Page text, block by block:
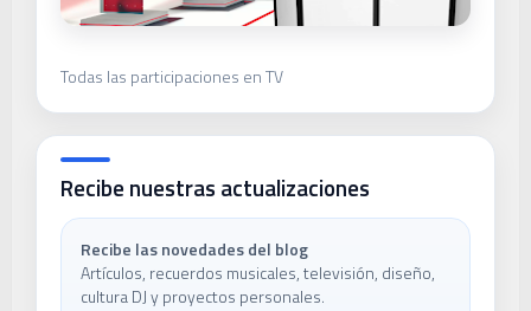
Todas las participaciones en TV
Recibe nuestras actualizaciones
Recibe las novedades del blog
Artículos, recuerdos musicales, televisión, diseño,
cultura DJ y proyectos personales.